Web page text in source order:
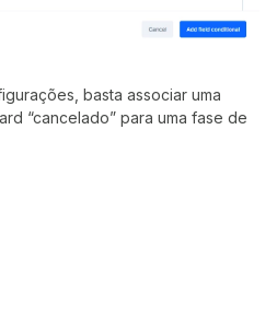
basta associar uma
“cancelado” para uma fase de